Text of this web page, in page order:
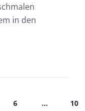
in den
6 ... 10